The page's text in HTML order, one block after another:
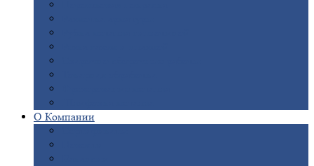
О Компании